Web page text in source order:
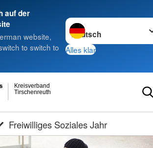
auf der
website,
to switch to
Sprache wechseln zu
Alles klar
Tirschenreuth
Kreisverband
Freiwilliges Soziales Jahr